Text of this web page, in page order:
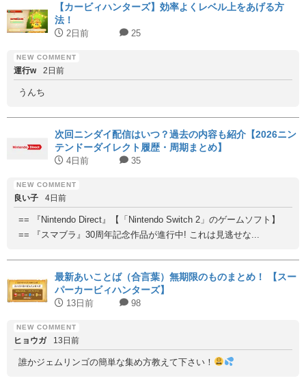
【カービィハンターズ】効率よくレベル上をあげる方
法！
2日前 25
運行w 2日前
うんち
次回ニンダイ配信はいつ？過去の内容も紹介【2026ニン
テンドーダイレクト履歴・周期まとめ】
4日前 35
良い子 4日前
== 『Nintendo Direct』【「Nintendo Switch 2」のゲームソフト】
== 『スマブラ』30周年記念作品が進行中! これは見逃せな...
最新あいことば（合言葉）無期限のものまとめ！ 【スー
パーカービィハンターズ】
13日前 98
ヒョウガ 13日前
誰かジェムリンゴの簡単な集め方教えて下さい！